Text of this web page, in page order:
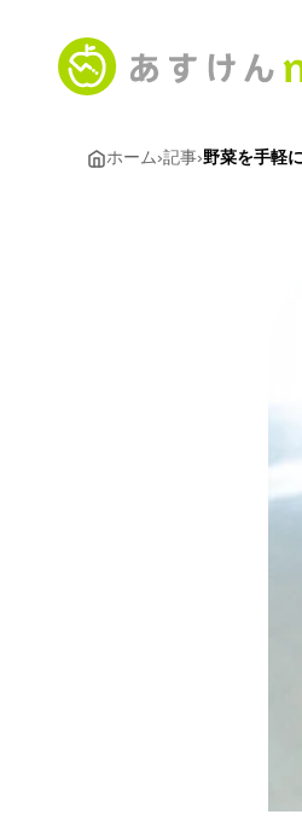
ホーム›記事›野菜を手軽